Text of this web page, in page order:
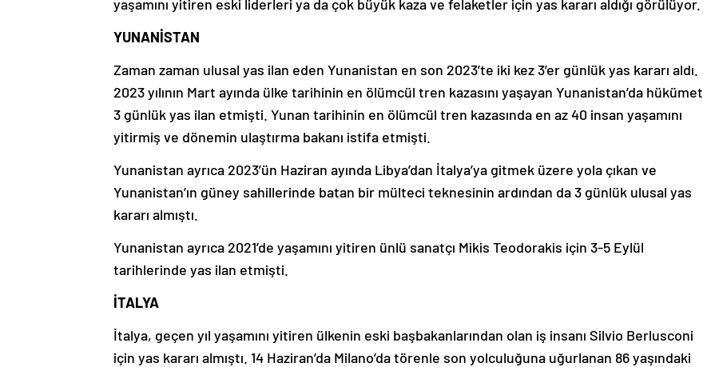
yaşamını yitiren eski liderleri ya da çok büyük kaza ve felaketler için yas kararı aldığı görülüyor.
YUNANİSTAN
Zaman zaman ulusal yas ilan eden Yunanistan en son 2023’te iki kez 3’er günlük yas kararı aldı.
2023 yılının Mart ayında ülke tarihinin en ölümcül tren kazasını yaşayan Yunanistan’da hükümet
3 günlük yas ilan etmişti. Yunan tarihinin en ölümcül tren kazasında en az 40 insan yaşamını
yitirmiş ve dönemin ulaştırma bakanı istifa etmişti.
Yunanistan ayrıca 2023’ün Haziran ayında Libya’dan İtalya’ya gitmek üzere yola çıkan ve
Yunanistan’ın güney sahillerinde batan bir mülteci teknesinin ardından da 3 günlük ulusal yas
kararı almıştı.
Yunanistan ayrıca 2021’de yaşamını yitiren ünlü sanatçı Mikis Teodorakis için 3-5 Eylül
tarihlerinde yas ilan etmişti.
İTALYA
İtalya, geçen yıl yaşamını yitiren ülkenin eski başbakanlarından olan iş insanı Silvio Berlusconi
için yas kararı almıştı. 14 Haziran’da Milano’da törenle son yolculuğuna uğurlanan 86 yaşındaki